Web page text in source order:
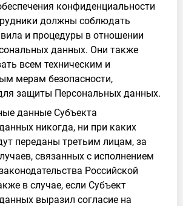
конфиденциальности
должны соблюдать
и процедуры в отношении
данных. Они также
всем техническим и
мерам безопасности,
защиты Персональных данных.
данные Субъекта
никогда, ни при каких
переданы третьим лицам, за
связанных с исполнением
Российской
в случае, если Субъект
выразил согласие на